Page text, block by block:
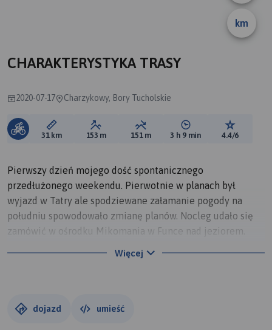
km
CHARAKTERYSTYKA TRASY
2020-07-17 Charzykowy, Bory Tucholskie
Długość trasy:
31 km Suma przewyższeń:
153 m Suma spadków:
151 m Średni czas potrzebny
3 h 9 min Ocena
4.4/6
Pierwszy dzień mojego dość spontanicznego
przedłużonego weekendu. Pierwotnie w planach był
wyjazd w Tatry ale spodziewane załamanie pogody na
południu spowodowało zmianę planów. Nocleg udało się
zamówić w ośrodku Mikomania w Funce nad jeziorem.
ośrodku jest własne nabrzeże wypożyczalnia sprzętu
wiedzie bardzo dobrze przygotowaną drogą rowerową
Więcej
dojazd umieść